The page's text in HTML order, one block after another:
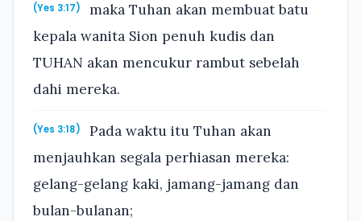
(Yes 3:17)
maka Tuhan akan membuat batu
kepala wanita Sion penuh kudis dan
TUHAN akan mencukur rambut sebelah
dahi mereka.
(Yes 3:18)
Pada waktu itu Tuhan akan
menjauhkan segala perhiasan mereka:
gelang-gelang kaki, jamang-jamang dan
bulan-bulanan;